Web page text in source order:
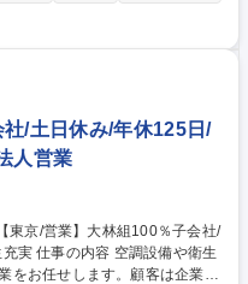
業務：現場の安全や品質のチ
先輩の指導のもと、現場の基礎
貸与。ITツール活用で業務効
社/土日休み/年休125日/
人営業
や衛生
をお任せします。顧客は企業